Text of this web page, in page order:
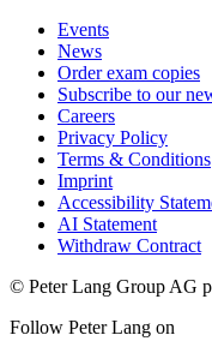
Events
News
Order exam copies
Subscribe to our
Careers
Privacy Policy
Terms & Conditions
Imprint
Accessibility
AI Statement
Withdraw Contract
© Peter Lang Group AG
Follow Peter Lang on